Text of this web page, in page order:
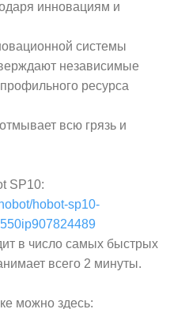
инновациям и
системы
независимые
ресурса
всю грязь и
SP10:
hobot-sp10-
в число самых быстрых
всего 2 минуты.
можно здесь: